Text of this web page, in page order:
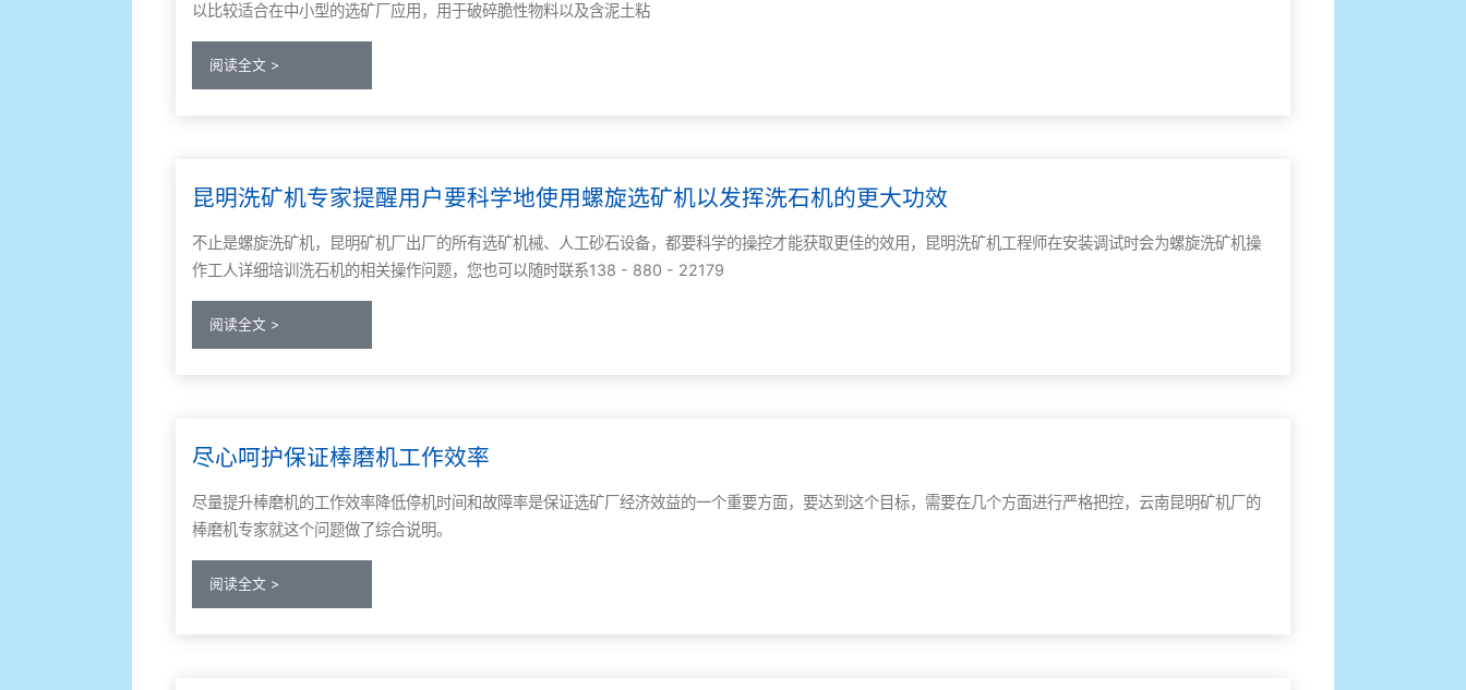
以比较适合在中小型的选矿厂应用，用于破碎脆性物料以及含泥土粘
阅读全文 >
昆明洗矿机专家提醒用户要科学地使用螺旋选矿机以发挥洗石机的更大功效
不止是螺旋洗矿机，昆明矿机厂出厂的所有选矿机械、人工砂石设备，都要科学的操控才能获取更佳的效用，昆明洗矿机工程师在安装调试时会为螺旋洗矿机操
作工人详细培训洗石机的相关操作问题，您也可以随时联系138 - 880 - 22179
阅读全文 >
尽心呵护保证棒磨机工作效率
尽量提升棒磨机的工作效率降低停机时间和故障率是保证选矿厂经济效益的一个重要方面，要达到这个目标，需要在几个方面进行严格把控，云南昆明矿机厂的
棒磨机专家就这个问题做了综合说明。
阅读全文 >